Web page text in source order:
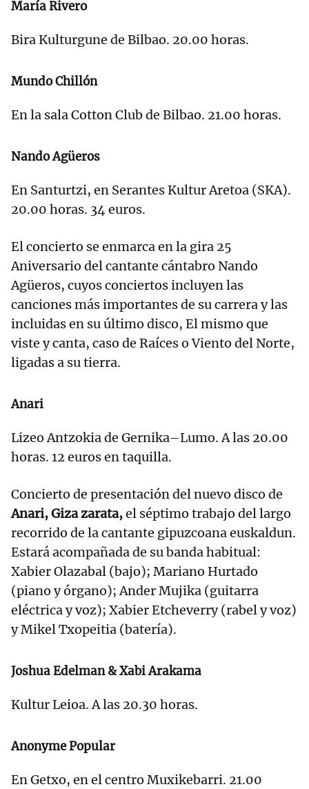
María Rivero
Bira Kulturgune de Bilbao. 20.00 horas.
Mundo Chillón
En la sala Cotton Club de Bilbao. 21.00 horas.
Nando Agüeros
En Santurtzi, en Serantes Kultur Aretoa (SKA).
20.00 horas. 34 euros.
El concierto se enmarca en la gira 25
Aniversario del cantante cántabro Nando
Agüeros, cuyos conciertos incluyen las
canciones más importantes de su carrera y las
incluidas en su último disco, El mismo que
viste y canta, caso de Raíces o Viento del Norte,
ligadas a su tierra.
Anari
Lizeo Antzokia de Gernika–Lumo. A las 20.00
horas. 12 euros en taquilla.
Concierto de presentación del nuevo disco de
Anari, Giza zarata,el séptimo trabajo del largo
recorrido de la cantante gipuzcoana euskaldun.
Estará acompañada de su banda habitual:
Xabier Olazabal (bajo); Mariano Hurtado
(piano y órgano); Ander Mujika (guitarra
eléctrica y voz); Xabier Etcheverry (rabel y voz)
y Mikel Txopeitia (batería).
Joshua Edelman & Xabi Arakama
Kultur Leioa. A las 20.30 horas.
Anonyme Popular
En Getxo, en el centro Muxikebarri. 21.00